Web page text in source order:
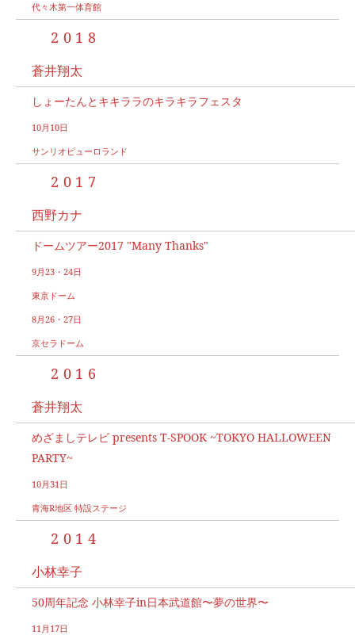
代々木第一体育館
2018
蒼井翔太
しょーたんとキキララのキラキラフェスタ
10月10日
サンリオピューロランド
2017
西野カナ
ドームツアー2017 "Many Thanks"
9月23・24日
東京ドーム
8月26・27日
京セラドーム
2016
蒼井翔太
めざましテレビ presents T-SPOOK ~TOKYO HALLOWEEN
PARTY~
10月31日
青海R地区 特設ステージ
2014
小林幸子
50周年記念 小林幸子in日本武道館〜夢の世界〜
11月17日